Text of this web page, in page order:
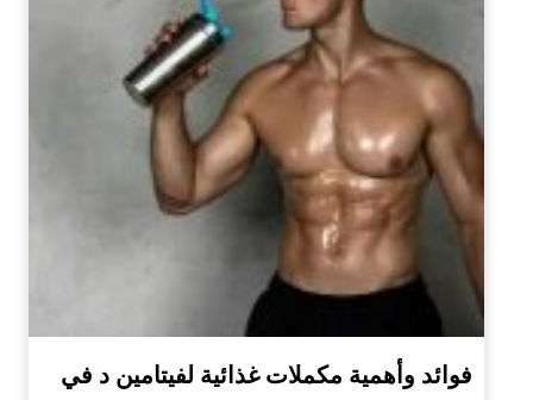
فوائد وأهمية مكملات غذائية لفيتامين د في